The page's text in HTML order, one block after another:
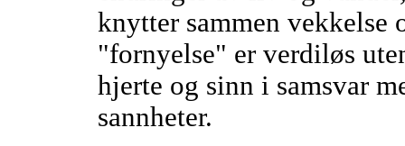
knytter sammen vekkelse
"fornyelse" er verdiløs
hjerte og sinn i samsvar
sannheter.